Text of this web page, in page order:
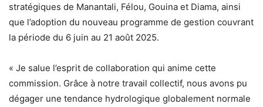
stratégiques de Manantali, Félou, Gouina et Diama, ainsi
que l’adoption du nouveau programme de gestion couvrant
la période du 6 juin au 21 août 2025.
« Je salue l’esprit de collaboration qui anime cette
commission. Grâce à notre travail collectif, nous avons pu
dégager une tendance hydrologique globalement normale